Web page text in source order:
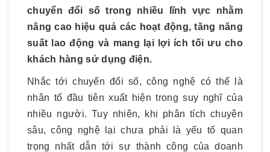
chuyển đổi số trong nhiều lĩnh vực nhằm
nâng cao hiệu quả các hoạt động, tăng năng
suất lao động và mang lại lợi ích tối ưu cho
khách hàng sử dụng điện.
Nhắc tới chuyển đổi số, công nghệ có thể là
nhân tố đầu tiên xuất hiện trong suy nghĩ của
nhiều người. Tuy nhiên, khi phân tích chuyên
sâu, công nghệ lại chưa phải là yếu tố quan
trọng nhất dẫn tới sự thành công của doanh